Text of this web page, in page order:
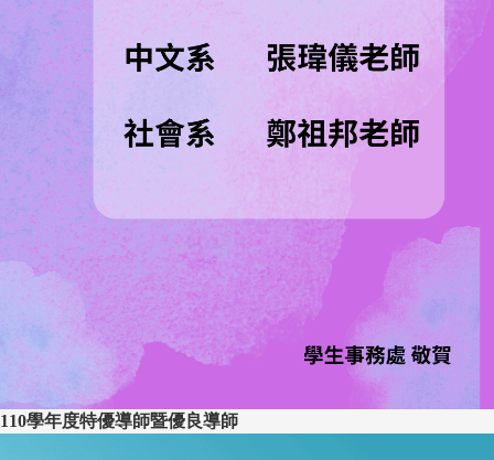
110學年度特優導師暨優良導師